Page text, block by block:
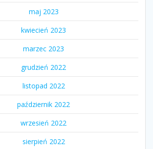
maj 2023
kwiecień 2023
marzec 2023
grudzień 2022
listopad 2022
październik 2022
wrzesień 2022
sierpień 2022